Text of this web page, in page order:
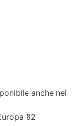
anche nel
82